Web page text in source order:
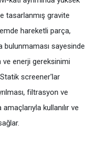
tasarlanmış gravite
hareketli parça,
sayesinde
ve enerji gereksinimi
screener'lar
filtrasyon ve
kullanılır ve